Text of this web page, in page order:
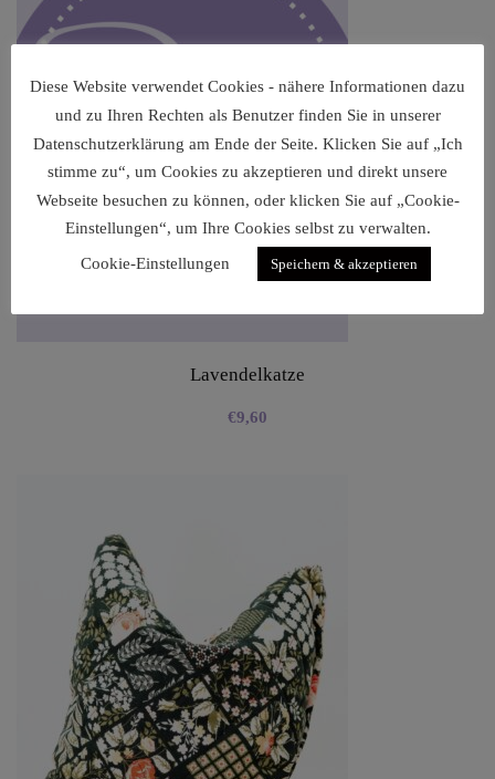
Lavendelkatze
€9,60
Diese Website verwendet Cookies - nähere Informationen dazu
und zu Ihren Rechten als Benutzer finden Sie in unserer
Datenschutzerklärung am Ende der Seite. Klicken Sie auf „Ich
stimme zu“, um Cookies zu akzeptieren und direkt unsere
Webseite besuchen zu können, oder klicken Sie auf „Cookie-
Einstellungen“, um Ihre Cookies selbst zu verwalten.
Cookie-Einstellungen
Speichern & akzeptieren